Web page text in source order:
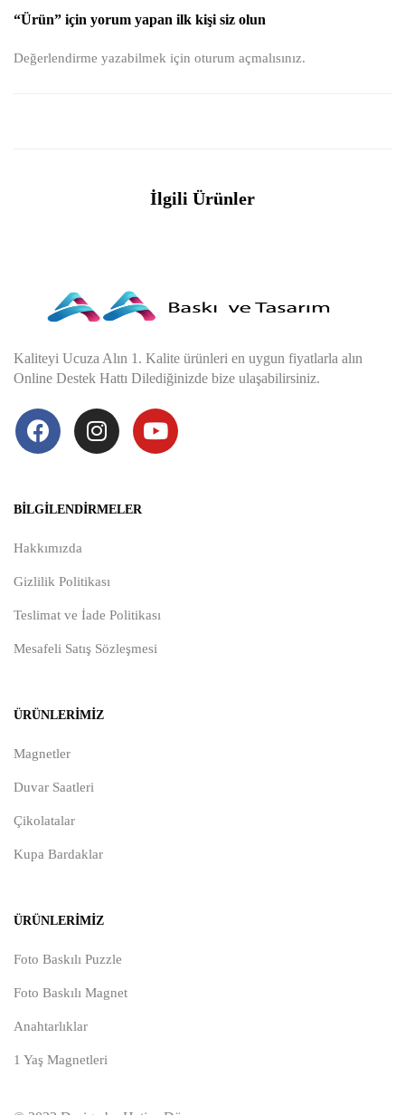
“Ürün” için yorum yapan ilk kişi siz olun
Değerlendirme yazabilmek için oturum açmalısınız.
İlgili Ürünler
Kaliteyi Ucuza Alın 1. Kalite ürünleri en uygun fiyatlarla alın
Online Destek Hattı Dilediğinizde bize ulaşabilirsiniz.
BILGILENDIRMELER
Hakkımızda
Gizlilik Politikası
Teslimat ve İade Politikası
Mesafeli Satış Sözleşmesi
ÜRÜNLERIMIZ
Magnetler
Duvar Saatleri
Çikolatalar
Kupa Bardaklar
ÜRÜNLERIMIZ
Foto Baskılı Puzzle
Foto Baskılı Magnet
Anahtarlıklar
1 Yaş Magnetleri